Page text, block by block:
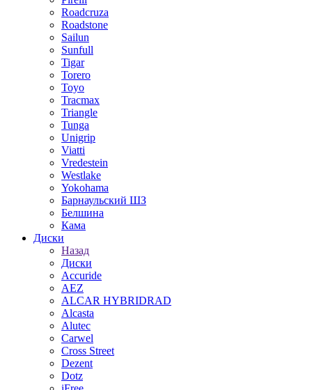
Roadcruza
Roadstone
Sailun
Sunfull
Tigar
Torero
Toyo
Tracmax
Triangle
Tunga
Unigrip
Viatti
Vredestein
Westlake
Yokohama
Барнаульский ШЗ
Белшина
Кама
Диски
Назад
Диски
Accuride
AEZ
ALCAR HYBRIDRAD
Alcasta
Alutec
Carwel
Cross Street
Dezent
Dotz